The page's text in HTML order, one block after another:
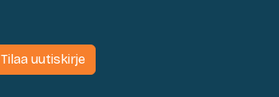
Tilaa uutiskirje